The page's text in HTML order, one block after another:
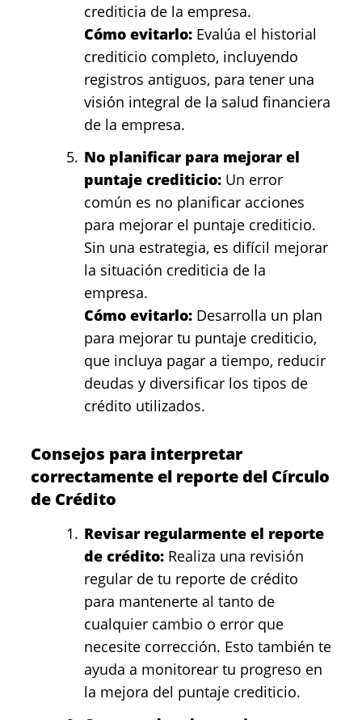
crediticia de la empresa.
Cómo evitarlo: Evalúa el historial
crediticio completo, incluyendo
registros antiguos, para tener una
visión integral de la salud financiera
de la empresa.
No planificar para mejorar el
puntaje crediticio: Un error
común es no planificar acciones
para mejorar el puntaje crediticio.
Sin una estrategia, es difícil mejorar
la situación crediticia de la
empresa.
Cómo evitarlo: Desarrolla un plan
para mejorar tu puntaje crediticio,
que incluya pagar a tiempo, reducir
deudas y diversificar los tipos de
crédito utilizados.
Consejos para interpretar
correctamente el reporte del Círculo
de Crédito
Revisar regularmente el reporte
de crédito: Realiza una revisión
regular de tu reporte de crédito
para mantenerte al tanto de
cualquier cambio o error que
necesite corrección. Esto también te
ayuda a monitorear tu progreso en
la mejora del puntaje crediticio.